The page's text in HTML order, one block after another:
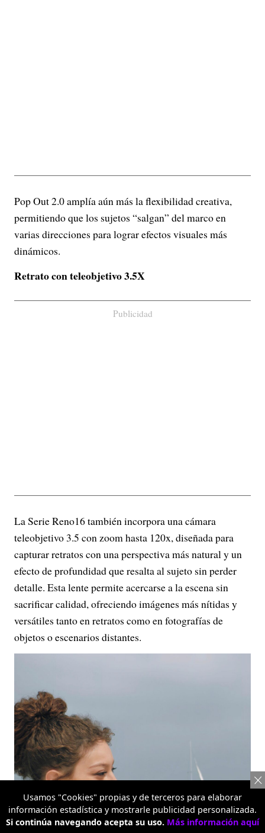
Pop Out 2.0 amplía aún más la flexibilidad creativa,
permitiendo que los sujetos “salgan” del marco en
varias direcciones para lograr efectos visuales más
dinámicos.
Retrato con teleobjetivo 3.5X
Publicidad
La Serie Reno16 también incorpora una cámara
teleobjetivo 3.5 con zoom hasta 120x, diseñada para
capturar retratos con una perspectiva más natural y un
efecto de profundidad que resalta al sujeto sin perder
detalle. Esta lente permite acercarse a la escena sin
sacrificar calidad, ofreciendo imágenes más nítidas y
versátiles tanto en retratos como en fotografías de
objetos o escenarios distantes.
Usamos "Cookies" propias y de terceros para elaborar
información estadística y mostrarle publicidad personalizada.
Si continúa navegando acepta su uso. Más información aquí